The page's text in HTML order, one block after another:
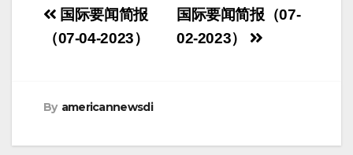
Post
navigation
国际要闻简报（07-
02-2023）
国际要闻简报
（07-04-2023）
By americannewsdi